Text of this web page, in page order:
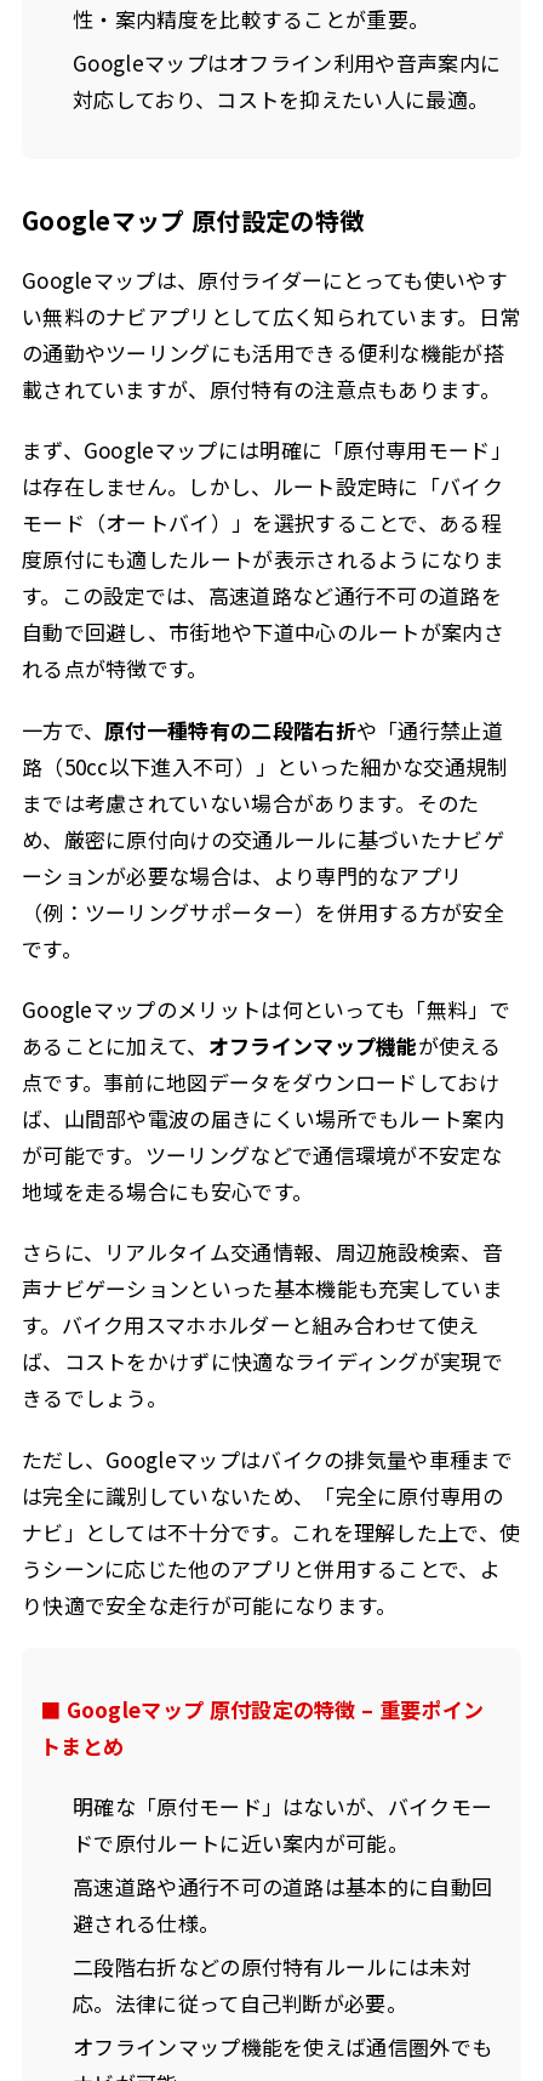
性・案内精度を比較することが重要。
Googleマップはオフライン利用や音声案内に
対応しており、コストを抑えたい人に最適。
Googleマップ 原付設定の特徴
Googleマップは、原付ライダーにとっても使いやす
い無料のナビアプリとして広く知られています。日常
の通勤やツーリングにも活用できる便利な機能が搭
載されていますが、原付特有の注意点もあります。
まず、Googleマップには明確に「原付専用モード」
は存在しません。しかし、ルート設定時に「バイク
モード（オートバイ）」を選択することで、ある程
度原付にも適したルートが表示されるようになりま
す。この設定では、高速道路など通行不可の道路を
自動で回避し、市街地や下道中心のルートが案内さ
れる点が特徴です。
一方で、 原付一種特有の二段階右折や「通行禁止道
路（50cc以下進入不可）」といった細かな交通規制
までは考慮されていない場合があります。そのた
め、厳密に原付向けの交通ルールに基づいたナビゲ
ーションが必要な場合は、より専門的なアプリ
（例：ツーリングサポーター）を併用する方が安全
です。
Googleマップのメリットは何といっても「無料」で
あることに加えて、 オフラインマップ機能が使える
点です。事前に地図データをダウンロードしておけ
ば、山間部や電波の届きにくい場所でもルート案内
が可能です。ツーリングなどで通信環境が不安定な
地域を走る場合にも安心です。
さらに、リアルタイム交通情報、周辺施設検索、音
声ナビゲーションといった基本機能も充実していま
す。バイク用スマホホルダーと組み合わせて使え
ば、コストをかけずに快適なライディングが実現で
きるでしょう。
ただし、Googleマップはバイクの排気量や車種まで
は完全に識別していないため、「完全に原付専用の
ナビ」としては不十分です。これを理解した上で、使
うシーンに応じた他のアプリと併用することで、よ
り快適で安全な走行が可能になります。
■ Googleマップ 原付設定の特徴 – 重要ポイン
トまとめ
明確な「原付モード」はないが、バイクモー
ドで原付ルートに近い案内が可能。
高速道路や通行不可の道路は基本的に自動回
避される仕様。
二段階右折などの原付特有ルールには未対
応。法律に従って自己判断が必要。
オフラインマップ機能を使えば通信圏外でも